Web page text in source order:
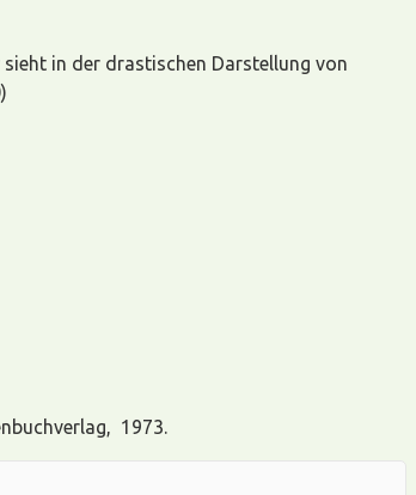
in der drastischen Darstellung von
1973.